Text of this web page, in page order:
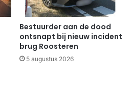
Bestuurder aan de dood
ontsnapt bij nieuw incident
brug Roosteren
5 augustus 2026